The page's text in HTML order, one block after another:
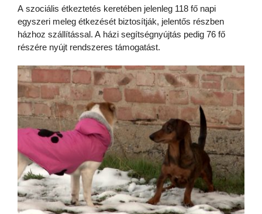
A szociális étkeztetés keretében jelenleg 118 fő napi
egyszeri meleg étkezését biztosítják, jelentős részben
házhoz szállítással. A házi segítségnyújtás pedig 76 fő
részére nyújt rendszeres támogatást.